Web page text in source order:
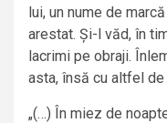
lui, un nume de
arestat. Și-l văd, în
lacrimi pe obraji.
asta, însă cu altfel
„(…) În miez de